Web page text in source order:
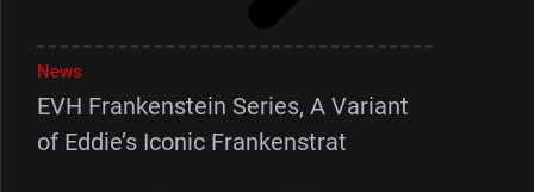
News
EVH Frankenstein Series, A Variant
of Eddie’s Iconic Frankenstrat